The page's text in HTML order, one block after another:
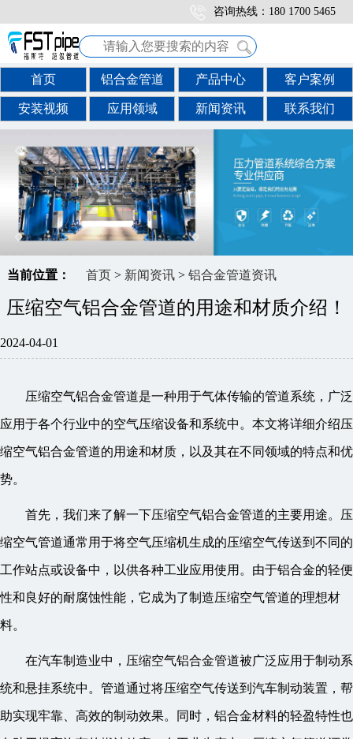
咨询热线：180 1700 5465
首页 铝合金管道 产品中心 客户案例
安装视频 应用领域 新闻资讯 联系我们
当前位置： 首页> 新闻资讯> 铝合金管道资讯
压缩空气铝合金管道的用途和材质介绍！
2024-04-01
压缩空气铝合金管道是一种用于气体传输的管道系统，广泛
应用于各个行业中的空气压缩设备和系统中。本文将详细介绍压
缩空气铝合金管道的用途和材质，以及其在不同领域的特点和优
势。
首先，我们来了解一下压缩空气铝合金管道的主要用途。压
缩空气管道通常用于将空气压缩机生成的压缩空气传送到不同的
工作站点或设备中，以供各种工业应用使用。由于铝合金的轻便
性和良好的耐腐蚀性能，它成为了制造压缩空气管道的理想材
料。
在汽车制造业中，压缩空气铝合金管道被广泛应用于制动系
统和悬挂系统中。管道通过将压缩空气传送到汽车制动装置，帮
助实现牢靠、高效的制动效果。同时，铝合金材料的轻盈特性也